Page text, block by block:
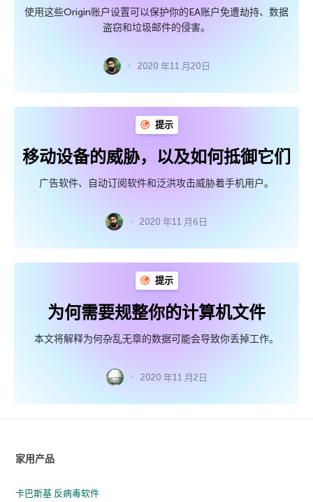
使用这些Origin账户设置可以保护你的EA账户免遭劫持、数据
盗窃和垃圾邮件的侵害。
2020 年11 月20日
提示
移动设备的威胁，以及如何抵御它们
广告软件、自动订阅软件和泛洪攻击威胁着手机用户。
2020 年11 月6日
提示
为何需要规整你的计算机文件
本文将解释为何杂乱无章的数据可能会导致你丢掉工作。
2020 年11 月2日
家用产品
卡巴斯基 反病毒软件